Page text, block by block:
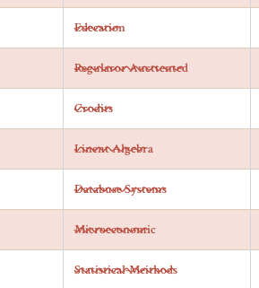
Edecation
Regularor Aucttented
Crodits
Linent Algebra
Databuse Systems
Microeconomic
Statistical-Meithods